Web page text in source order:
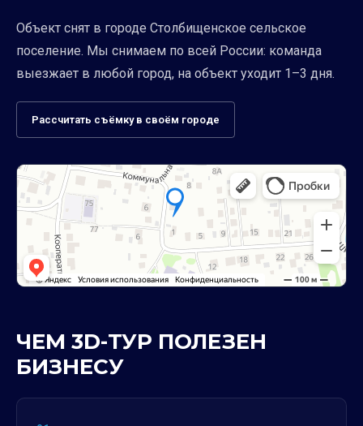
Объект снят в городе Столбищенское сельское
поселение. Мы снимаем по всей России: команда
выезжает в любой город, на объект уходит 1–3 дня.
Рассчитать съёмку в своём городе
ЧЕМ 3D-ТУР ПОЛЕЗЕН
БИЗНЕСУ